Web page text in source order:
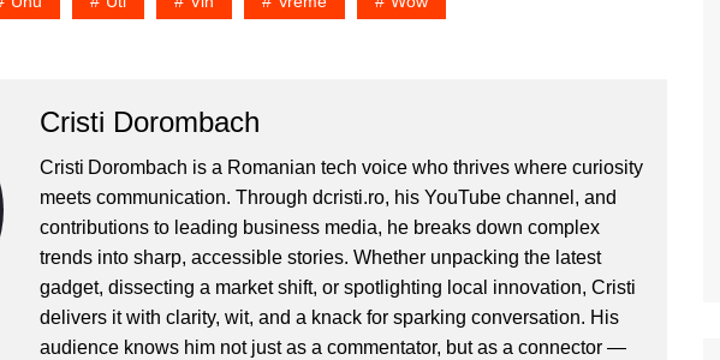
Cristi Dorombach
Cristi Dorombach is a Romanian tech voice who thrives where curiosity
meets communication. Through dcristi.ro, his YouTube channel, and
contributions to leading business media, he breaks down complex
trends into sharp, accessible stories. Whether unpacking the latest
gadget, dissecting a market shift, or spotlighting local innovation, Cristi
delivers it with clarity, wit, and a knack for sparking conversation. His
audience knows him not just as a commentator, but as a connector —